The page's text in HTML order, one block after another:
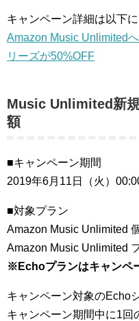
キャンペーン詳細は以下に
Amazon Music Unlimited
リーズが50%OFF
Music Unlimited新
額
■キャンペーン期間
2019年6月11日（火）
■対象プラン
Amazon Music Unlimited
Amazon Music Unlimited
※Echoプランはキャンペ
キャンペーン対象のEcho
キャンペーン期間中に1回